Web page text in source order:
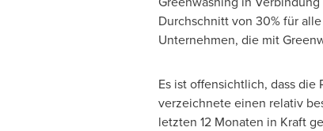
Durchschnitt von 30% für
Unternehmen, die mit
Es ist offensichtlich, dass
verzeichnete einen relativ
letzten 12 Monaten in Kraft